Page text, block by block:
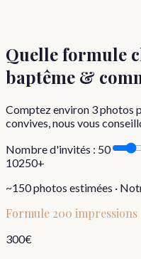
Quelle formule
baptême &
Comptez environ 3photos
convives, nous vous
Nombre d'invités : 50
10250+
~150photos estimées ·
Formule 200 impressions
300€